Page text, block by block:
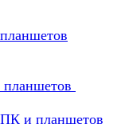
и планшетов